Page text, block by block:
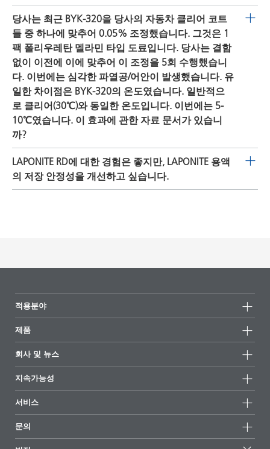
올로지 개질된CERATIX 8561또는CERATIX 8563의 혼입
은 매우 유용합니다.
이르가진 레드 및 신콰지아 바이올렛에 대해DISPERBYK-
2001 을 사용해 보십시오(계산: 안료에 25% 고형 첨가제).
사용하는 TiO2에 따라,DISPERBYK-110(염기 처리된 TiO2
용) 또는DISPERBYK-180(산성 처리된 TiO2용)이 최선의 선
택입니다(TiO2에 1.5% 고형 첨가제). 이것이 공동분쇄(모
든 안료를 함께 분쇄)인 경우, 각 개별 안료에 대해 계산하
고 그에 따라 습윤분산제의 양을 첨가합니다.
당사는 최근 BYK-320을 당사의 자동차 클리어 코트
들 중 하나에 맞추어 0.05% 조정했습니다. 그것은 1
팩 폴리우레탄 멜라민 타입 도료입니다. 당사는 결함
없이 이전에 이에 맞추어 이 조정을 5회 수행했습니
다. 이번에는 심각한 파열공/어안이 발생했습니다. 유
일한 차이점은 BYK-320의 온도였습니다. 일반적으
로 클리어(30℃)와 동일한 온도입니다. 이번에는 5-
10℃였습니다. 이 효과에 관한 자료 문서가 있습니
까?
클리어 코트와 첨가제의 온도는 혼입 효율에 큰 영향을 미
치며, 이는 심각한 표면 변질을 유발할 수 있습니다. 온도가
높을수록 혼입이 개선되고 온도가 낮으면 클리어 코트에서
다시 저에게 연락하십시오. 다른 옵션은BYK-326또는
BYK-315N
과 같은 상용성이 더 많은 첨가제를 사용하는 것
입니다.
LAPONITE RD에 대한 경험은 좋지만, LAPONITE 용액
의 저장 안정성을 개선하고 싶습니다.
적용분야
제품
모든제품
하이라이트
회사 및 뉴스
뉴스
언론 및 미디어
소재지 및 판매점
전시회 및 이벤트
지속가능성
지속가능한 제품
성공 사례
서비스
추천 배합
문의